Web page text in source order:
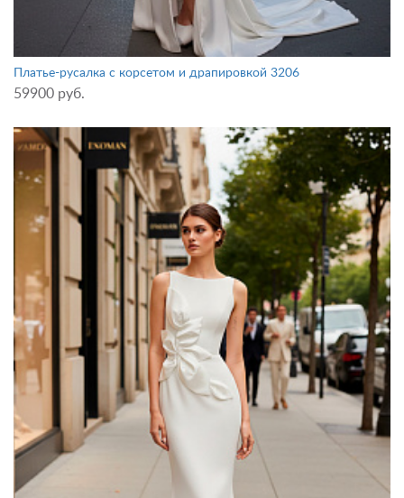
Платье-русалка с корсетом и драпировкой 3206
59900 руб.